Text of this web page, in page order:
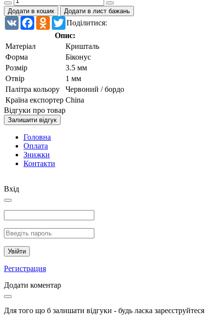
Додати в кошик Додати в лист бажань
Поділитися:
VK FacebookOdnoklassniki
Twitter
Опис:
Матеріал
Кришталь
Форма
Біконус
Розмір
3.5 мм
Отвір
1 мм
Палітра кольору
Червоний / бордо
Країна експортер China
Відгуки про товар
Залишити відгук
Головна
Оплата
Знижки
Контакти
Вхід
Увійти
Регистрация
Додати коментар
Для того що б залишати відгуки - будь ласка зареєструйтеся